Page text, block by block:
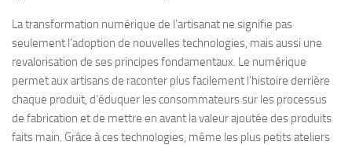
La transformation numérique de l’artisanat ne signifie pas
seulement l’adoption de nouvelles technologies, mais aussi une
revalorisation de ses principes fondamentaux. Le numérique
permet aux artisans de raconter plus facilement l’histoire derrière
chaque produit, d’éduquer les consommateurs sur les processus
de fabrication et de mettre en avant la valeur ajoutée des produits
faits main. Grâce à ces technologies, même les plus petits ateliers